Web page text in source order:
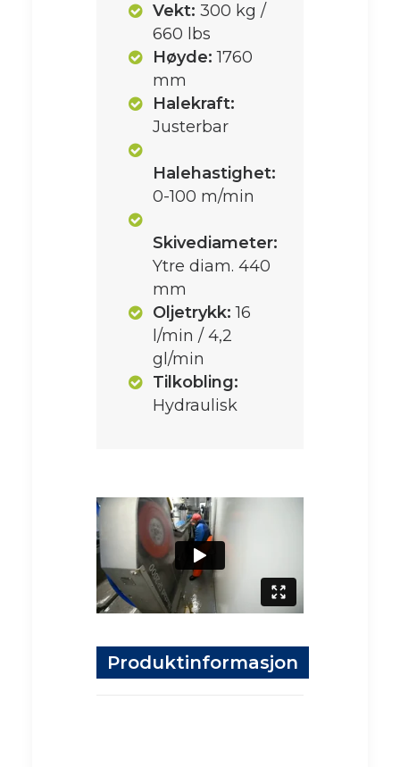
Vekt: 300 kg /
660 lbs
Høyde: 1760
mm
Halekraft:
Justerbar
Halehastighet:
0-100 m/min
Skivediameter:
Ytre diam. 440
mm
Oljetrykk: 16
l/min / 4,2
gl/min
Tilkobling:
Hydraulisk
Produktinformasjon